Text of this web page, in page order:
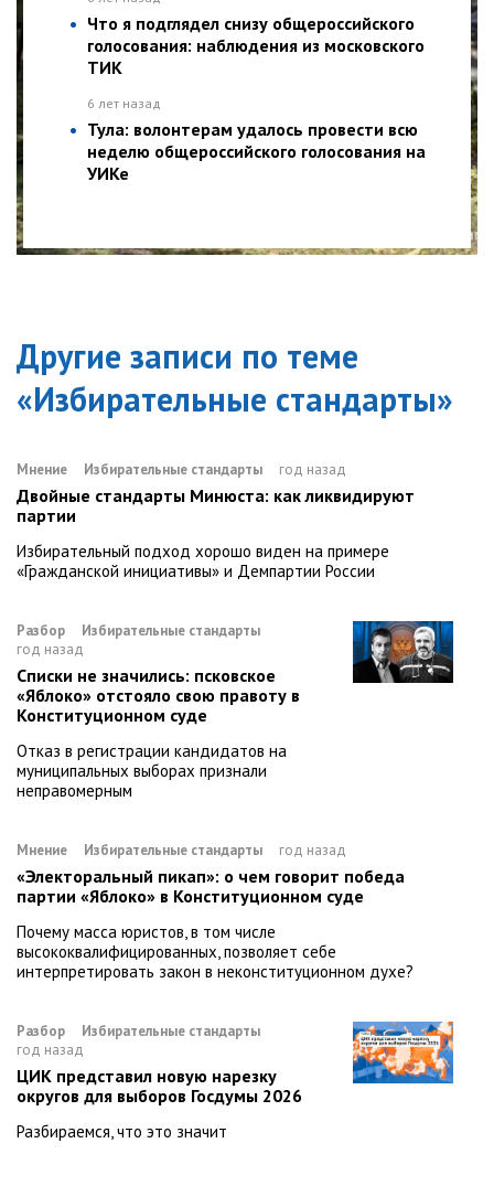
Что я подглядел снизу общероссийского
голосования: наблюдения из московского
ТИК
6 лет назад
Тула: волонтерам удалось провести всю
неделю общероссийского голосования на
УИКе
Другие записи по теме
«Избирательные стандарты»
Мнение Избирательные стандарты год назад
Двойные стандарты Минюста: как ликвидируют
партии
Избирательный подход хорошо виден на примере
«Гражданской инициативы» и Демпартии России
Разбор
Избирательные стандарты
год назад
Списки не значились: псковское
«Яблоко» отстояло свою правоту в
Конституционном суде
Отказ в регистрации кандидатов на
муниципальных выборах признали
неправомерным
Мнение Избирательные стандарты год назад
«Электоральный пикап»: о чем говорит победа
партии «Яблоко» в Конституционном суде
Почему масса юристов, в том числе
высококвалифицированных, позволяет себе
интерпретировать закон в неконституционном духе?
Разбор
Избирательные стандарты
год назад
ЦИК представил новую нарезку
округов для выборов Госдумы 2026
Разбираемся, что это значит